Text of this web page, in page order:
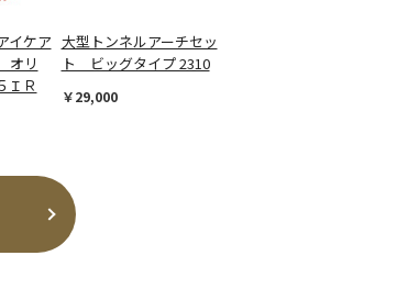
イケア
オリ
ＩＲ
大型トンネルアーチセッ
ト ビッグタイプ 2310
￥29,000